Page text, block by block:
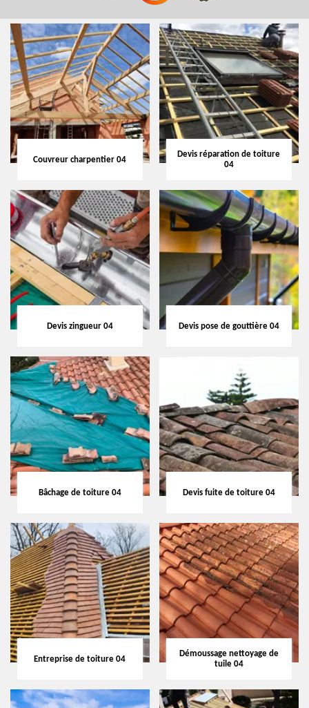
Couvreur charpentier 04
Devis réparation de toiture
04
Devis zingueur 04 Devis pose de gouttière 04
Bâchage de toiture 04 Devis fuite de toiture 04
Entreprise de toiture 04
Démoussage nettoyage de
tuile 04